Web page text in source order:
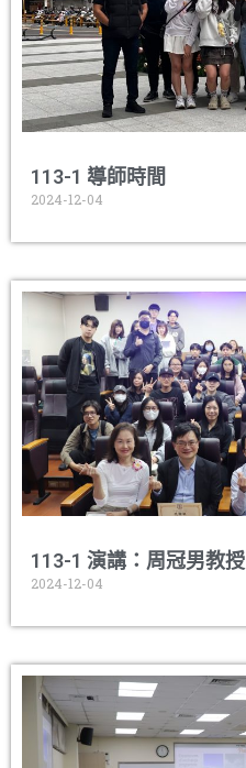
113-1 導師時間
2024-12-04
113-1 演講：周冠男教授
2024-12-04